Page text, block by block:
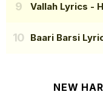
Vallah Lyrics -
Baari Barsi
NEW